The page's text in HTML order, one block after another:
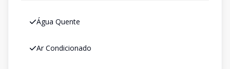
Água Quente
Ar Condicionado